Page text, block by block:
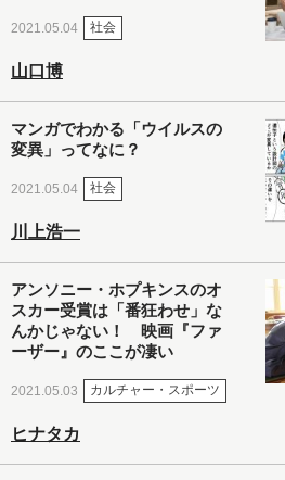
2021.05.04 社会
山口博
マンガでわかる「ウイルスの
変異」ってなに？
2021.05.04 社会
川上浩一
アンソニー・ホプキンスのオ
スカー受賞は「番狂わせ」な
んかじゃない！ 映画『ファ
ーザー』のここが凄い
2021.05.03 カルチャー・スポーツ
ヒナタカ